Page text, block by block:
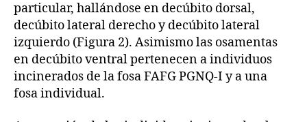
particular, hallándose en decúbito dorsal,
decúbito lateral derecho y decúbito lateral
izquierdo (Figura 2). Asimismo las osamentas
en decúbito ventral pertenecen a individuos
incinerados de la fosa FAFG PGNQ-I y a una
fosa individual.